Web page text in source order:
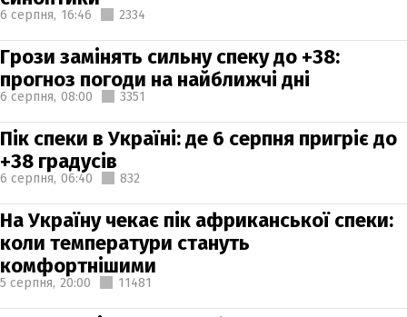
6 серпня, 16:46 2334
Грози замінять сильну спеку до +38:
прогноз погоди на найближчі дні
6 серпня, 08:00 3351
Пік спеки в Україні: де 6 серпня пригріє до
+38 градусів
6 серпня, 06:40 832
На Україну чекає пік африканської спеки:
коли температури стануть
комфортнішими
5 серпня, 20:00 11481